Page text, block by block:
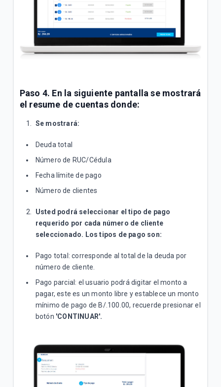
Paso 4. En la siguiente pantalla se mostrará
el resume de cuentasdonde:
Se mostrará:
Deuda total
Número de RUC/Cédula
Fecha límite de pago
Número de clientes
Usted podrá seleccionar el tipo de pago
requerido por cada número de cliente
seleccionado. Los tipos de pago son:
Pago total: corresponde al total de la deuda por
número de cliente.
Pago parcial: el usuario podrá digitar el monto a
pagar, este es un monto libre y establece un monto
mínimo de pago de B/.100.00, recuerde presionar el
botón 'CONTINUAR'.